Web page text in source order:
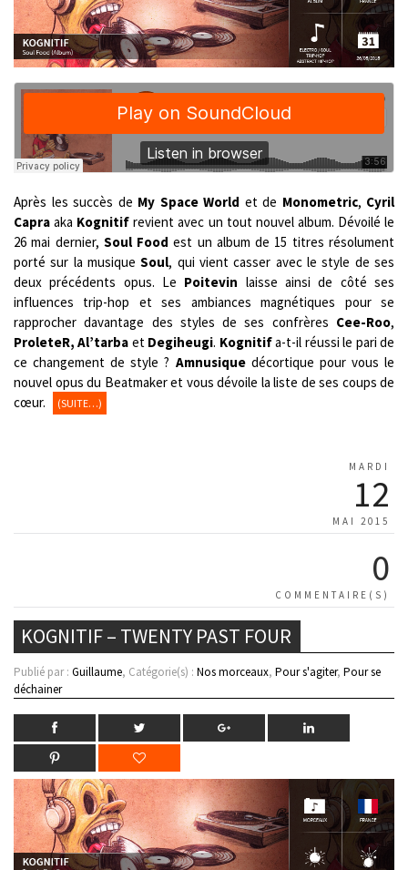
Après les succès de My Space World et de Monometric, Cyril
Capra aka Kognitif revient avec un tout nouvel album. Dévoilé le
26 mai dernier, Soul Foodest un album de 15 titres résolument
porté sur la musiqueSoul, qui vient casser avec le style de ses
deux précédents opus. Le Poitevin laisse ainsi de côté ses
influences trip-hop et ses ambiances magnétiques pour se
rapprocher davantage des styles de ses confrères Cee-Roo,
ProleteR, Al’tarba et Degiheugi. Kognitifa-t-il réussi le pari de
ce changement de style ? Amnusiquedécortique pour vous le
nouvel opus du Beatmaker et vous dévoile la liste de ses coups de
cœur.
(SUITE…)
MARDI
12
MAI 2015
0
COMMENTAIRE(S)
KOGNITIF – TWENTY PAST FOUR
Publié par : Guillaume, Catégorie(s) : Nos morceaux, Pour s'agiter, Pour se
déchainer